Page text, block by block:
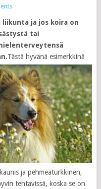
ja jos koira on
tai
Tästä hyvänä esimerkkinä
ja pehmeäturkkinen,
tehtävissä, koska se on